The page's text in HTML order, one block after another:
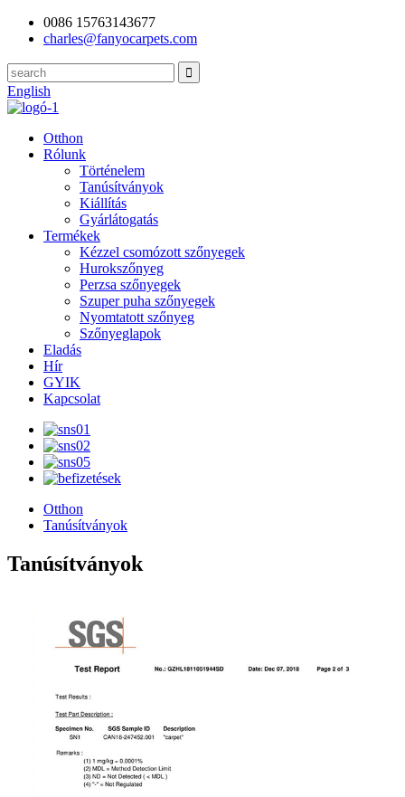
0086 15763143677
charles@fanyocarpets.com
English
Otthon
Rólunk
Történelem
Tanúsítványok
Kiállítás
Gyárlátogatás
Termékek
Kézzel csomózott szőnyegek
Hurokszőnyeg
Perzsa szőnyegek
Szuper puha szőnyegek
Nyomtatott szőnyeg
Szőnyeglapok
Eladás
Hír
GYIK
Kapcsolat
Otthon
Tanúsítványok
Tanúsítványok